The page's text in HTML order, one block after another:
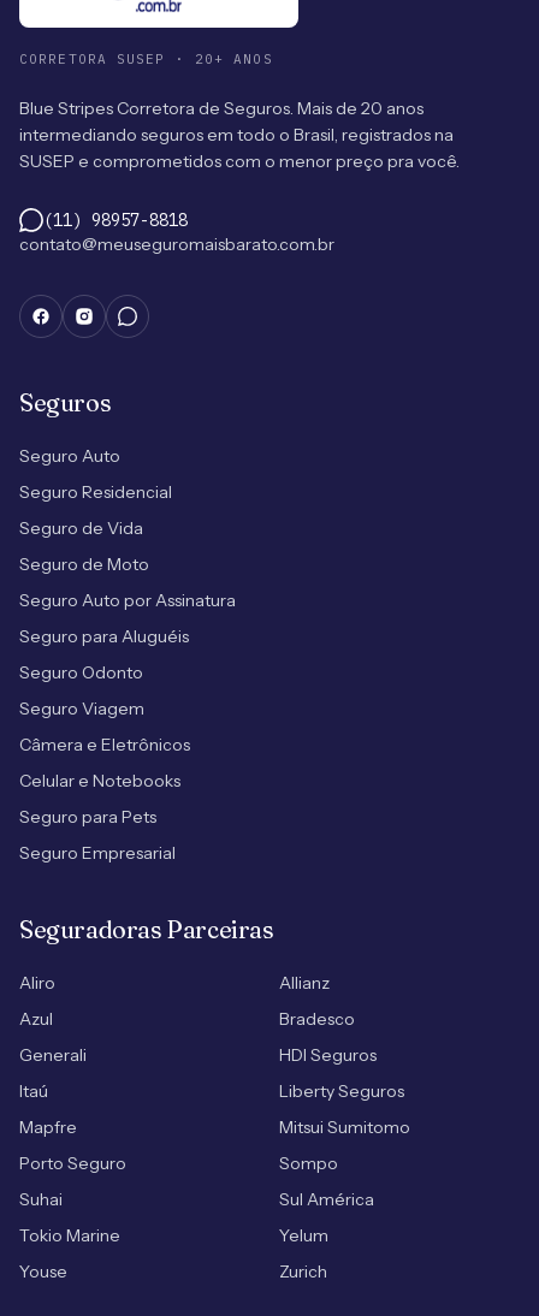
CORRETORA SUSEP · 20+ ANOS
Blue Stripes Corretora de Seguros. Mais de 20 anos
intermediando seguros em todo o Brasil, registrados na
SUSEP e comprometidos com o menor preço pra você.
(11) 98957-8818
contato@meuseguromaisbarato.com.br
Seguros
Seguro Auto
Seguro Residencial
Seguro de Vida
Seguro de Moto
Seguro Auto por Assinatura
Seguro para Aluguéis
Seguro Odonto
Seguro Viagem
Câmera e Eletrônicos
Celular e Notebooks
Seguro para Pets
Seguro Empresarial
Seguradoras Parceiras
Aliro
Allianz
Azul
Bradesco
Generali
HDI Seguros
Itaú
Liberty Seguros
Mapfre
Mitsui Sumitomo
Porto Seguro
Sompo
Suhai
Sul América
Tokio Marine
Yelum
Youse
Zurich